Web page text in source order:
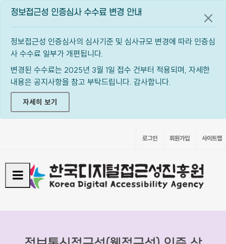
정보접근성 인증심사 수수료 변경 안내
정보접근성 인증심사의 심사기준 및 심사규모 변경에 따라 인증심
사 수수료 일부가 개편됩니다.
변경된 수수료는 2025년 3월 1일 접수 건부터 적용되며, 자세한
내용은 공지사항을 참고 부탁드립니다. 감사합니다.
자세히 보기
공지
로그인 회원가입 사이트맵